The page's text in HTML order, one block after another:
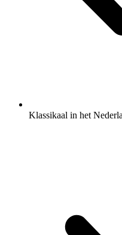
Klassikaal in het